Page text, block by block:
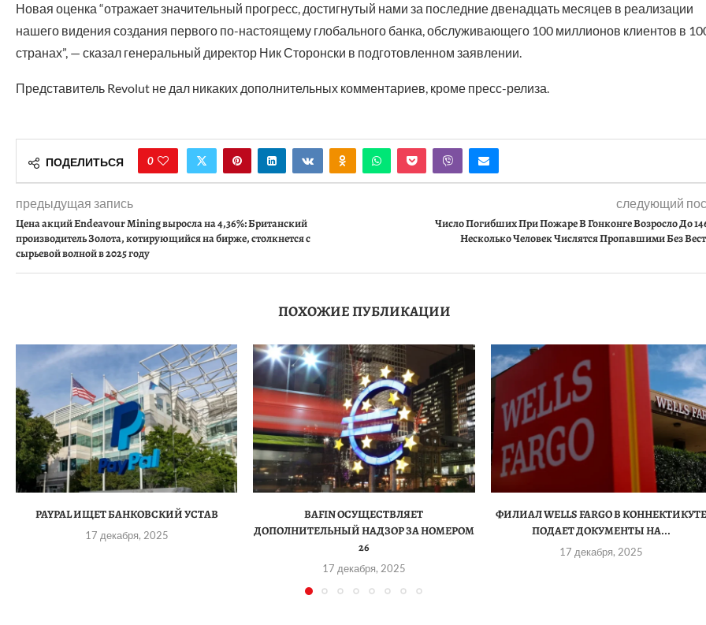
Новая оценка “отражает значительный прогресс, достигнутый нами за последние двенадцать месяцев в реализации
нашего видения создания первого по-настоящему глобального банка, обслуживающего 100 миллионов клиентов в
странах”, — сказал генеральный директор Ник Сторонски в подготовленном заявлении.
Представитель Revolut не дал никаких дополнительных комментариев, кроме пресс-релиза.
ПОДЕЛИТЬСЯ 0
предыдущая запись
Цена акций Endeavour Mining выросла на 4,36%: Британский
производитель Золота, котирующийся на бирже, столкнется с
сырьевой волной в 2025 году
следующий
Число Погибших При Пожаре В Гонконге Возросло До
Несколько Человек Числятся Пропавшими Без
ПОХОЖИЕ ПУБЛИКАЦИИ
PAYPAL ИЩЕТ БАНКОВСКИЙ УСТАВ
17 декабря, 2025
BAFIN ОСУЩЕСТВЛЯЕТ
ДОПОЛНИТЕЛЬНЫЙ НАДЗОР ЗА НОМЕРОМ
26
17 декабря, 2025
ФИЛИАЛ WELLS FARGO В
ПОДАЕТ ДОКУМЕНТЫ НА...
17 декабря, 2025